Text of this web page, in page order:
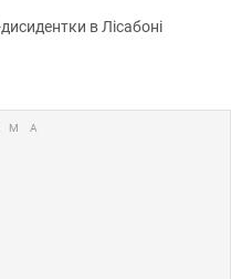
в Лісабоні